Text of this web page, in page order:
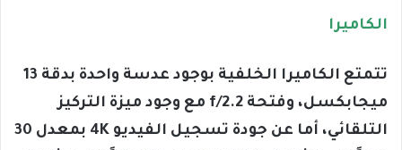
الكاميرا
تتمتع الكاميرا الخلفية بوجود عدسة واحدة بدقة 13
ميجابكسل، وفتحة f/2.2 مع وجود ميزة التركيز
التلقائي، أما عن جودة تسجيل الفيديو 4K بمعدل 30